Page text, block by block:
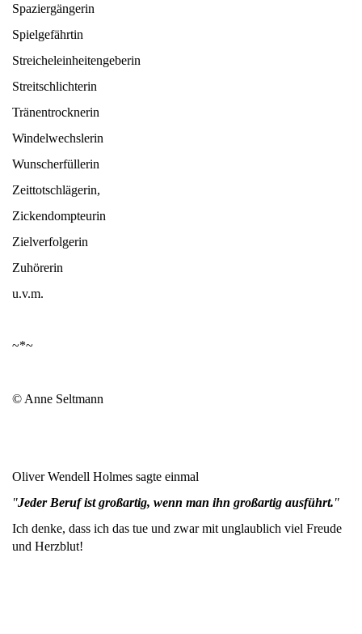
Spaziergängerin
Spielgefährtin
Streicheleinheitengeberin
Streitschlichterin
Tränentrocknerin
Windelwechslerin
Wunscherfüllerin
Zeittotschlägerin,
Zickendompteurin
Zielverfolgerin
Zuhörerin
u.v.m.
~*~
© Anne Seltmann
Oliver Wendell Holmes sagte einmal
"Jeder Beruf ist großartig, wenn man ihn großartig ausführt."
Ich denke, dass ich das tue und zwar mit unglaublich viel Freude
und Herzblut!